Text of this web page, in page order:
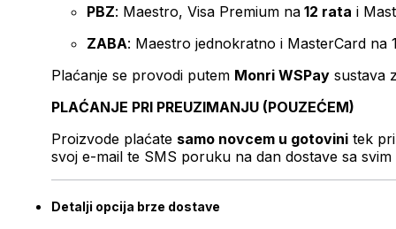
PBZ: Maestro, Visa Premium na 12 rata i
ZABA: Maestro jednokratno i MasterCard na
Plaćanje se provodi putem Monri WSPay sustava
PLAĆANJE PRI PREUZIMANJU (POUZEĆEM)
Proizvode plaćate samo novcem u gotovini tek
svoj e-mail te SMS poruku na dan dostave sa svim
Detalji opcija brze dostave